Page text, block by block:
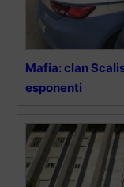
Mafia: clan
esponenti